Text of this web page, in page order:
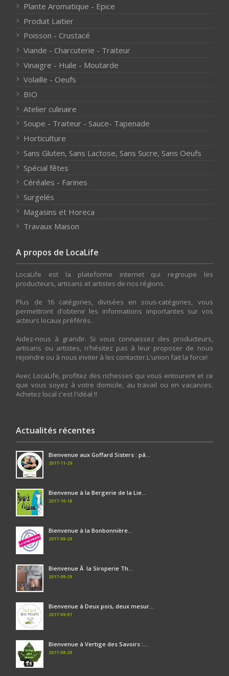
Plante Aromatique - Epice
Produit Laitier
Poisson - Crustacé
Viande - Charcuterie - Traiteur
Vinaigre - Huile - Moutarde
Volaille - Oeufs
BIO
Atelier culinaire
Soupe - Traiteur - Sauce- Tapenade
Horticulture
Sans Gluten, Sans Lactose, Sans Sucre, Sans Oeufs
Spécial fêtes
Céréales - Farines
Surgelés
Magasins et Horeca
Travaux Maison
A propos de LocaLife
LocaLife est la plateforme internet qui regroupe les
producteurs, artisans et artistes de nos régions.
Plus de 16 catégories, divisées en sous-catégories, vous
permettront d'obtenir les informations importantes sur vos
acteurs locaux préférés.
Aidez-nous à grandir. Si vous connaissez des producteurs,
artisans ou artistes, n'hésitez pas à leur proposer de nous
rejoindre ou à nous inviter à les contacter.L'union fait la force!
Avec LocaLife, profitez des richesses qui vous entourent et ce
que vous soyez à votre domicile, au travail ou en vacances.
Achetez local c'est l'idéal !!
Actualités récentes
Bienvenue aux Goffard Sisters : pâ...
2017-11-29
Bienvenue à la Bergerie de la Lie...
2017-10-18
Bienvenue à la Bonbonnière...
2017-09-29
Bienvenue Ã la Siroperie Th...
2017-09-29
Bienvenue à Deux pois, deux mesur...
2017-09-01
Bienvenue à Vertige des Savoirs :...
2017-08-29